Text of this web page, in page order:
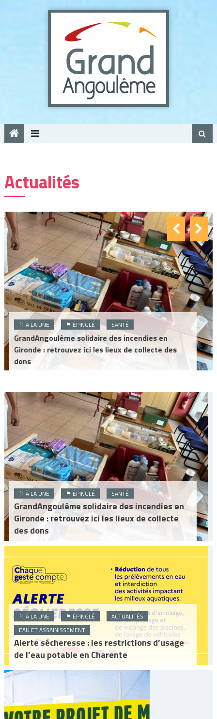
Actualités
⚐ À LA UNE ⚑ ÉPINGLÉ SANTÉ
GrandAngoulême solidaire des incendies en
Gironde : retrouvez ici les lieux de collecte des
dons
⚐ À LA UNE ⚑ ÉPINGLÉ SANTÉ
GrandAngoulême solidaire des incendies en
Gironde : retrouvez ici les lieux de collecte
des dons
⚐ À LA UNE ⚑ ÉPINGLÉ
ACTUALITÉS
EAU ET ASSAINISSEMENT
Alerte sécheresse : les restrictions d’usage
de l’eau potable en Charente
Panneau de gestion des cookies